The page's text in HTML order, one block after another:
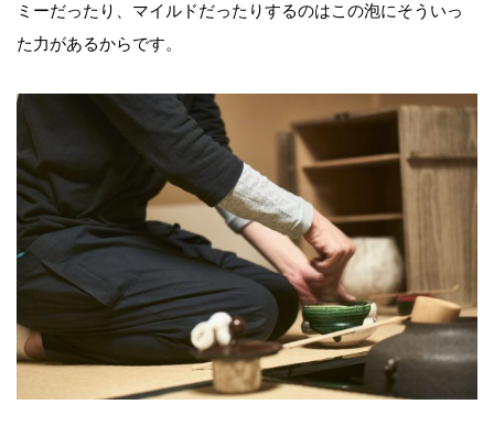
ミーだったり、マイルドだったりするのはこの泡にそういっ
た力があるからです。